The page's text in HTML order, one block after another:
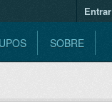
Entrar
SOBRE